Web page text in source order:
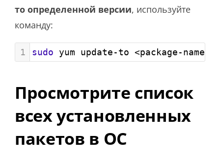
то определенной версии, используйте
команду:
1 sudo yum update-to <package-name>-
Просмотрите список
всех установленных
пакетов в ОС